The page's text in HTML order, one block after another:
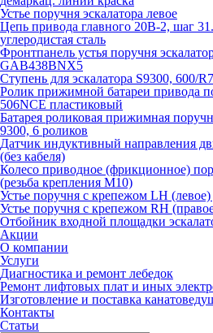
Устье поручня эскалатора левое
Цепь привода главного 20B-2, шаг
углеродистая сталь
Фронтпанель устья поручня
GAB438BNX5
Ступень для эскалатора S9300, 600/
Ролик прижимной батареи привода
506NCE пластиковый
Батарея роликовая прижимная
9300, 6 роликов
Датчик индуктивный направления
(без кабеля)
Колесо приводное (фрикционное)
(резьба крепления M10)
Устье поручня с крепежом LH
Устье поручня с крепежом RH
Отбойник входной площадки
Акции
О компании
Услуги
Диагностика и ремонт лебедок
Ремонт лифтовых плат и иных
Изготовление и поставка
Контакты
Статьи